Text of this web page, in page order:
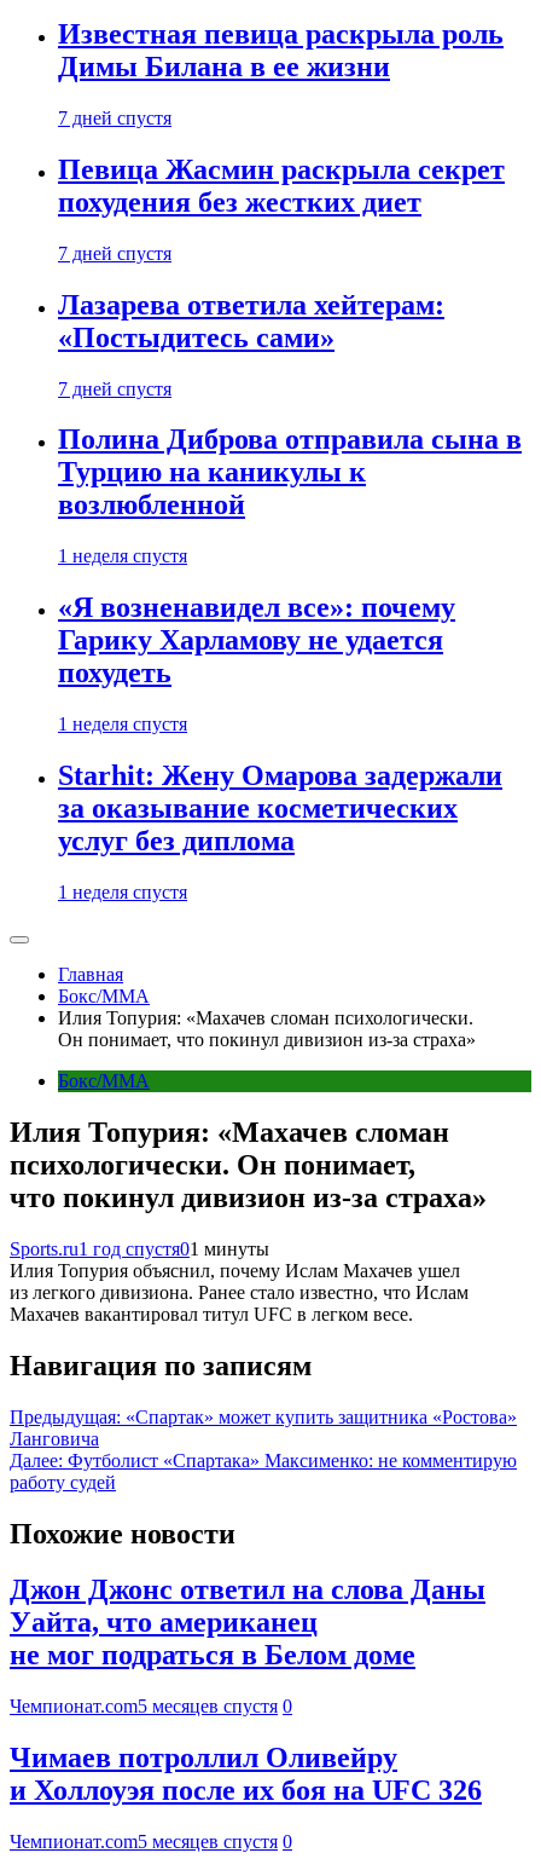
Известная певица раскрыла роль
Димы Билана в ее жизни
7 дней спустя
Певица Жасмин раскрыла секрет
похудения без жестких диет
7 дней спустя
Лазарева ответила хейтерам:
«Постыдитесь сами»
7 дней спустя
Полина Диброва отправила сына в
Турцию на каникулы к
возлюбленной
1 неделя спустя
«Я возненавидел все»: почему
Гарику Харламову не удается
похудеть
1 неделя спустя
Starhit: Жену Омарова задержали
за оказывание косметических
услуг без диплома
1 неделя спустя
Главная
Бокс/MMA
Илия Топурия: «Махачев сломан психологически.
Он понимает, что покинул дивизион из-за страха»
Бокс/MMA
Илия Топурия: «Махачев сломан
психологически. Он понимает,
что покинул дивизион из-за страха»
Sports.ru1 год спустя01 минуты
Илия Топурия объяснил, почему Ислам Махачев ушел
из легкого дивизиона. Ранее стало известно, что Ислам
Махачев вакантировал титул UFC в легком весе.
Навигация по записям
Предыдущая: «Спартак» может купить защитника «Ростова»
Ланговича
Далее: Футболист «Спартака» Максименко: не комментирую
работу судей
Похожие новости
Джон Джонс ответил на слова Даны
Уайта, что американец
не мог подраться в Белом доме
Чемпионат.com5 месяцев спустя 0
Чимаев потроллил Оливейру
и Холлоуэя после их боя на UFC 326
Чемпионат.com5 месяцев спустя 0